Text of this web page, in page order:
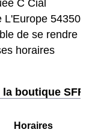
C Cial
L'Europe 54350
de se rendre
horaires
boutique SFR :
Horaires